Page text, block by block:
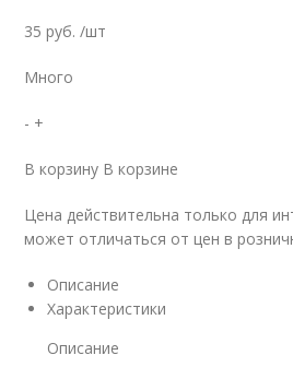
35 руб. /шт
Много
- +
В корзину В корзине
Цена действительна только для
может отличаться от цен в
Описание
Характеристики
Описание